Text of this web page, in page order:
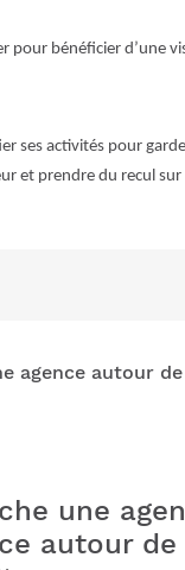
pour bénéficier d’une
ses activités pour
et prendre du recul sur
agence autour
une
autour de